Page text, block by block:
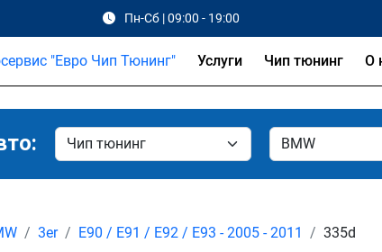
Пн-Сб | 09:00 - 19:00
Услуги Чип тюнинг О
3er E90 / E91 / E92 / E93 - 2005 - 2011 335d